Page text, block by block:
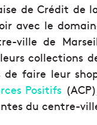
de Crédit de
avec le
ville de
collections
faire leur
Positifs
du centre-